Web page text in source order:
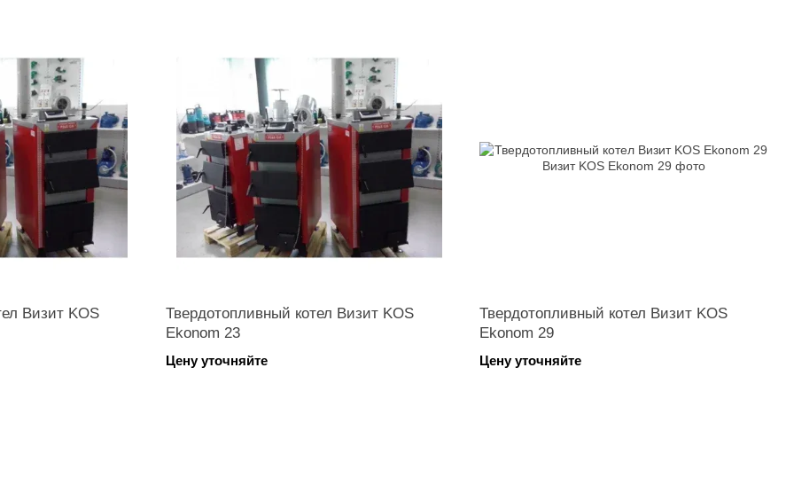
Визит KOS
Твердотопливный котел Визит KOS
Ekonom 23
Цену уточняйте
Твердотопливный котел Визит KOS
Ekonom 29
Цену уточняйте